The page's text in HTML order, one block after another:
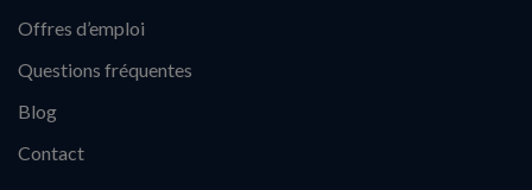
Offres d’emploi
Questions fréquentes
Blog
Contact